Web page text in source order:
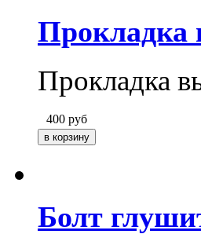
Прокладка
Прокладка
400 руб
Болт